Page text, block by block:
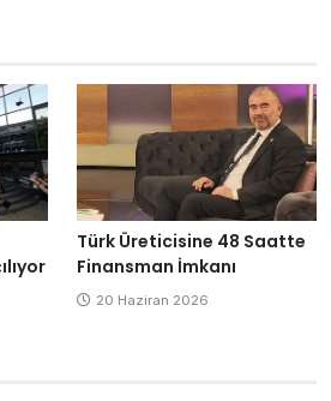
Türk Üreticisine 48 Saatte
Finansman İmkanı
20 Haziran 2026